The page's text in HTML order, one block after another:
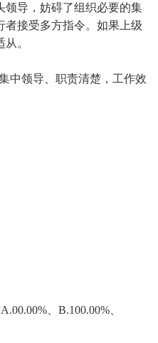
领导，妨碍了组织必要的集
者接受多方指令。如果上级
。
中领导、职责清楚，工作效
、B.100.00%、